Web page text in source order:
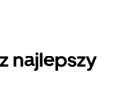
najlepszy